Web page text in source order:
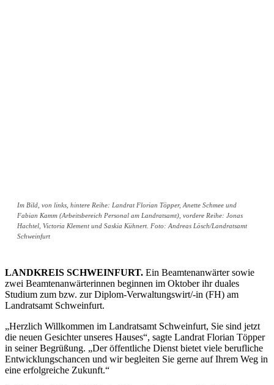
Im Bild, von links, hintere Reihe: Landrat Florian Töpper, Anette Schmee und
Fabian Kamm (Arbeitsbereich Personal am Landratsamt), vordere Reihe: Jonas
Hachtel, Victoria Klement und Saskia Kühnert. Foto: Andreas Lösch/Landratsamt
Schweinfurt
LANDKREIS SCHWEINFURT. Ein Beamtenanwärter sowie
zwei Beamtenanwärterinnen beginnen im Oktober ihr duales
Studium zum bzw. zur Diplom-Verwaltungswirt/-in (FH) am
Landratsamt Schweinfurt.
„Herzlich Willkommen im Landratsamt Schweinfurt, Sie sind jetzt
die neuen Gesichter unseres Hauses“, sagte Landrat Florian Töpper
in seiner Begrüßung. „Der öffentliche Dienst bietet viele berufliche
Entwicklungschancen und wir begleiten Sie gerne auf Ihrem Weg in
eine erfolgreiche Zukunft.“